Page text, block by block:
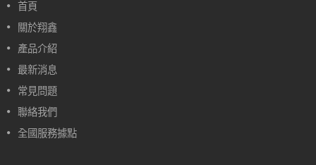
首頁
關於翔鑫
產品介紹
最新消息
常見問題
聯絡我們
全國服務據點